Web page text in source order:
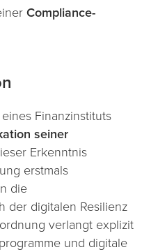
Compliance-
Finanzinstituts
seiner
Erkenntnis
erstmals
die
der digitalen Resilienz
verlangt explizit
und digitale